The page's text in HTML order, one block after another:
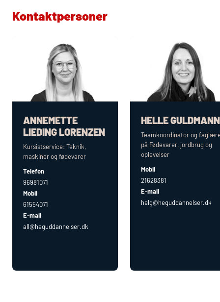
Kontaktpersoner
ANNEMETTE
LIEDING LORENZEN
Kursistservice: Teknik,
maskiner og fødevarer
Telefon
96981071
Mobil
61554071
E-mail
all@heguddannelser.dk
HELLE GULDMANN
Teamkoordinator og
på Fødevarer, jordbrug og
oplevelser
Mobil
21628381
E-mail
helg@heguddannelser.dk